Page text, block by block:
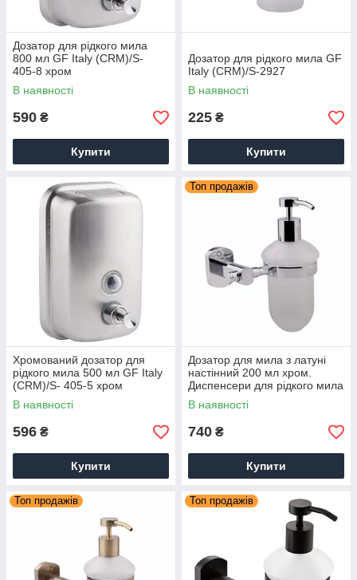
Дозатор для рідкого мила
800 мл GF Italy (CRM)/S-
405-8 хром
В наявності
590 ₴
Купити
Дозатор для рідкого мила GF
Italy (CRM)/S-2927
В наявності
225 ₴
Купити
Хромований дозатор для
рідкого мила 500 мл GF Italy
(CRM)/S- 405-5 хром
В наявності
596 ₴
Купити
Топ продажів
Дозатор для мила з латуні
настінний 200 мл хром.
Диспенсери для рідкого мила
В наявності
740 ₴
Купити
Топ продажів Топ продажів